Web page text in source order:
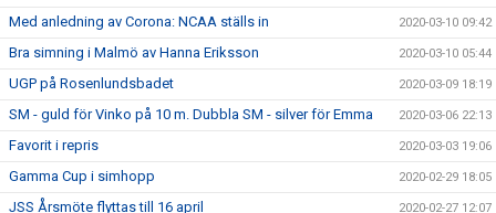
Med anledning av Corona: NCAA ställs in 2020-03-10 09:42
Bra simning i Malmö av Hanna Eriksson 2020-03-10 05:44
UGP på Rosenlundsbadet 2020-03-09 18:19
SM - guld för Vinko på 10 m. Dubbla SM - silver för Emma 2020-03-06 22:13
Favorit i repris 2020-03-03 19:06
Gamma Cup i simhopp 2020-02-29 18:05
JSS Årsmöte flyttas till 16 april 2020-02-27 12:07